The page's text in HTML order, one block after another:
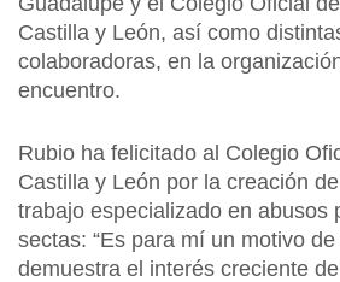
Castilla y León, así como
colaboradoras, en la
encuentro.
Rubio ha felicitado al Colegio
Castilla y León por la creación
trabajo especializado en abusos
sectas: “Es para mí un motivo
demuestra el interés creciente